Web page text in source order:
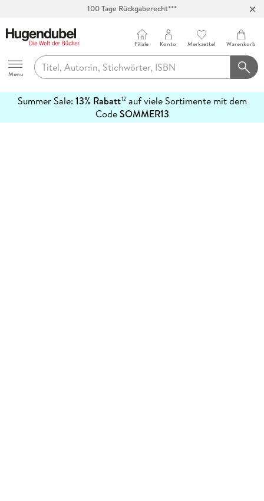
100 Tage Rückgaberecht***
Hugendubel
Menu
Filiale Konto Merkzettel Warenkorb
Summer Sale: 13% Rabatt12auf viele Sortimente mit dem
CodeSOMMER13
erfahren